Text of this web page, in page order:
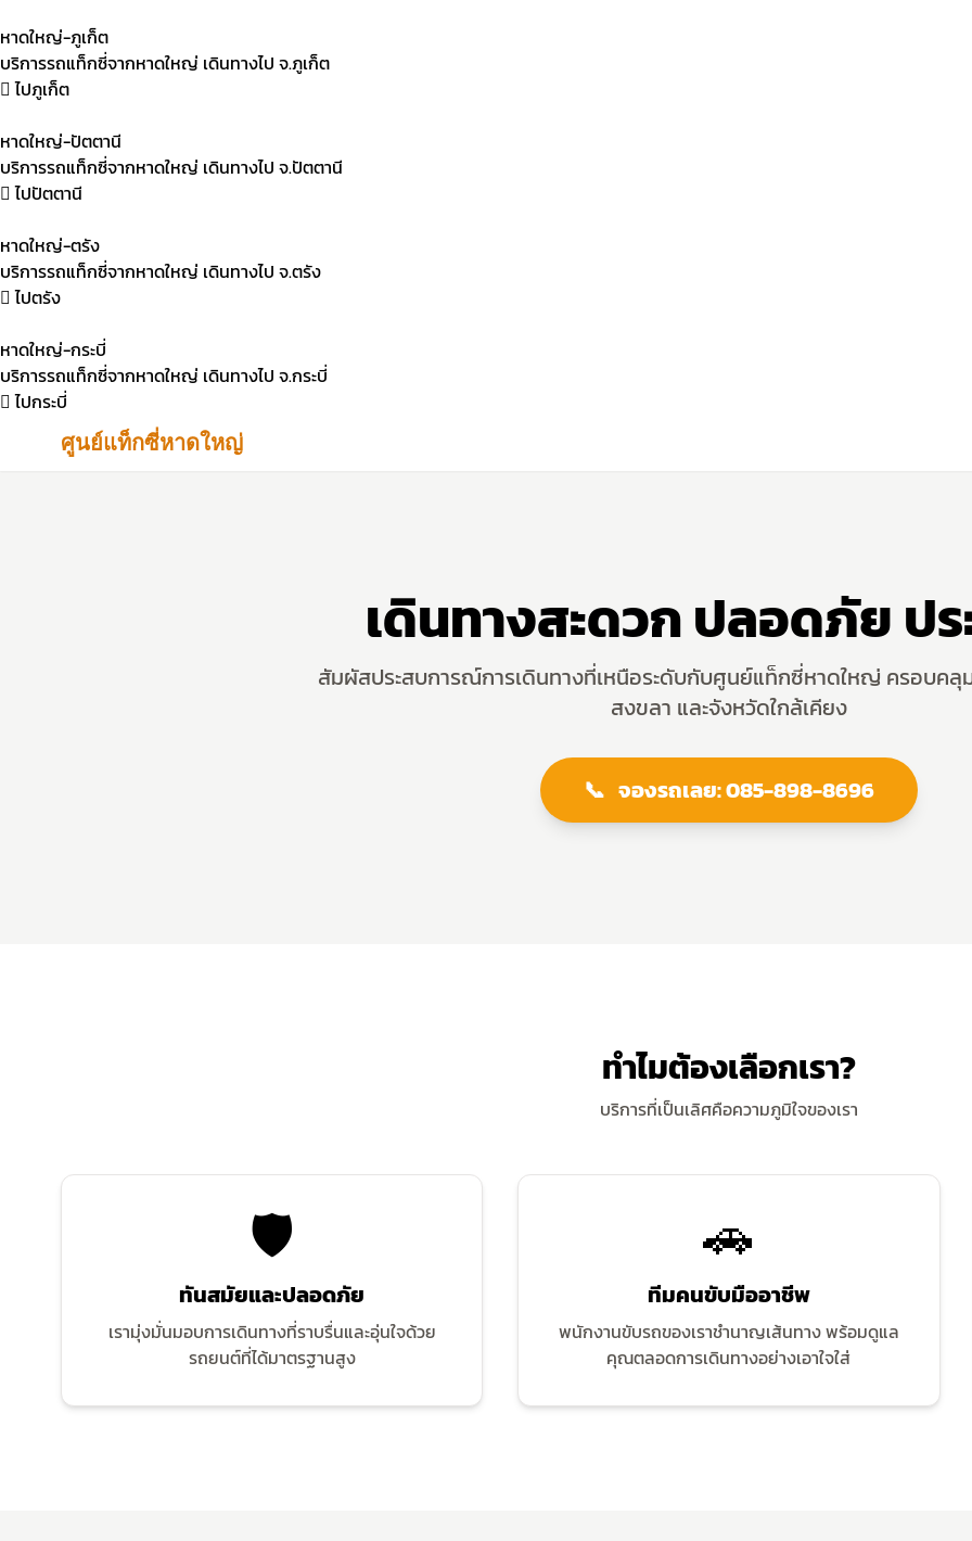
หาดใหญ่-ภูเก็ต
บริการรถแท็กซี่จากหาดใหญ่ เดินทางไป จ.ภูเก็ต
ไปภูเก็ต
หาดใหญ่-ปัตตานี
บริการรถแท็กซี่จากหาดใหญ่ เดินทางไป จ.ปัตตานี
ไปปัตตานี
หาดใหญ่-ตรัง
บริการรถแท็กซี่จากหาดใหญ่ เดินทางไป จ.ตรัง
ไปตรัง
หาดใหญ่-กระบี่
บริการรถแท็กซี่จากหาดใหญ่ เดินทางไป จ.กระบี่
ไปกระบี่
ศูนย์แท็กซี่หาดใหญ่
เดินทางสะดวก ปลอดภัย ปร
สัมผัสประสบการณ์การเดินทางที่เหนือระดับกับศูนย์แท็กซี่หาดใหญ่ ครอบค
สงขลา และจังหวัดใกล้เคียง
📞 จองรถเลย:085-898-8696
ทำไมต้องเลือกเรา?
บริการที่เป็นเลิศคือความภูมิใจของเรา
🛡️
ทันสมัยและปลอดภัย
เรามุ่งมั่นมอบการเดินทางที่ราบรื่นและอุ่นใจด้วย
รถยนต์ที่ได้มาตรฐานสูง
🚗
ทีมคนขับมืออาชีพ
พนักงานขับรถของเราชำนาญเส้นทาง พร้อมดูแล
คุณตลอดการเดินทางอย่างเอาใจใส่